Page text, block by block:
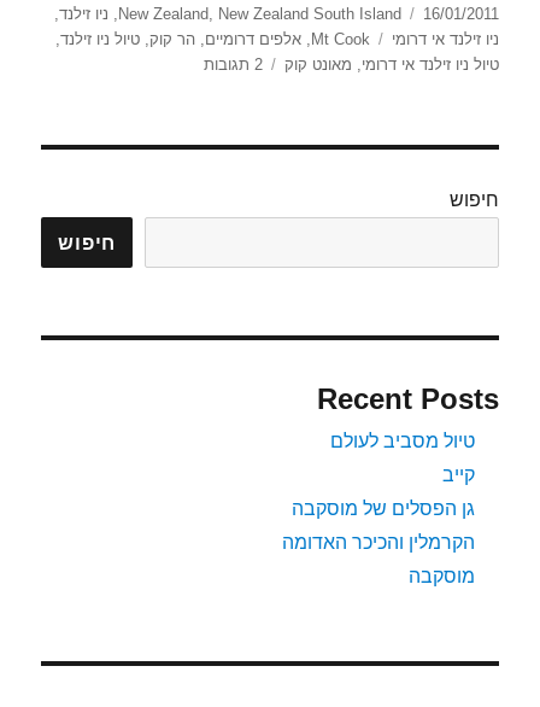
פורסם
בתאריך
16/01/2011 קטגוריות New Zealand, New Zealand South Island
, ניו זילנד,
ניו זילנד אי דרומי
תגיות
Mt Cook
,אלפים דרומיים,הר קוק,טיול ניו זילנד,
טיול ניו זילנד אי דרומי, מאונט קוק 2 תגובות
על
חיפוש
חיפוש
Recent Posts
טיול מסביב לעולם
קייב
גן הפסלים של מוסקבה
הקרמלין והכיכר האדומה
מוסקבה